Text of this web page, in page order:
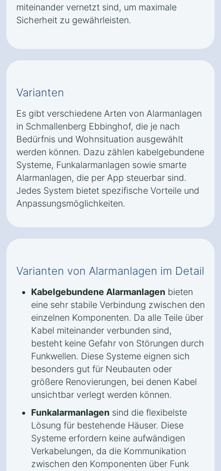
miteinander vernetzt sind, um maximale
Sicherheit zu gewährleisten.
Varianten
Es gibt verschiedene Arten von Alarmanlagen
in Schmallenberg Ebbinghof, die je nach
Bedürfnis und Wohnsituation ausgewählt
werden können. Dazu zählen kabelgebundene
Systeme, Funkalarmanlagen sowie smarte
Alarmanlagen, die per App steuerbar sind.
Jedes System bietet spezifische Vorteile und
Anpassungsmöglichkeiten.
Varianten von Alarmanlagen im Detail
Kabelgebundene Alarmanlagen bieten
eine sehr stabile Verbindung zwischen den
einzelnen Komponenten. Da alle Teile über
Kabel miteinander verbunden sind,
besteht keine Gefahr von Störungen durch
Funkwellen. Diese Systeme eignen sich
besonders gut für Neubauten oder
größere Renovierungen, bei denen Kabel
unsichtbar verlegt werden können.
Funkalarmanlagen sind die flexibelste
Lösung für bestehende Häuser. Diese
Systeme erfordern keine aufwändigen
Verkabelungen, da die Kommunikation
zwischen den Komponenten über Funk